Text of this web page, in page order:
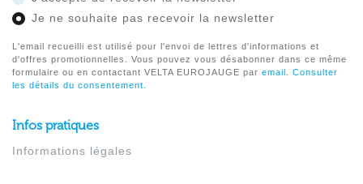
Je ne souhaite pas recevoir la newsletter
L'email recueilli est utilisé pour l'envoi de lettres d'informations et
d'offres promotionnelles. Vous pouvez vous désabonner dans ce même
formulaire ou en contactant VELTA EUROJAUGE par email . Consulter
les détails du consentement.
Infos pratiques
Informations légales